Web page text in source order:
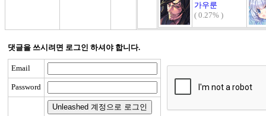
가우룬
( 0.27% )
댓글을 쓰시려면 로그인 하셔야 합니다.
Email
Password